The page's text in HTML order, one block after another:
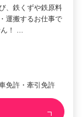
、鉄くずや鉄原料
運搬するお仕事で
！ …
免許・牽引免許